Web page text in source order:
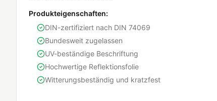
Produkteigenschaften:
DIN-zertifiziert nach DIN 74069
Bundesweit zugelassen
UV-beständige Beschriftung
Hochwertige Reflektionsfolie
Witterungsbeständig und kratzfest